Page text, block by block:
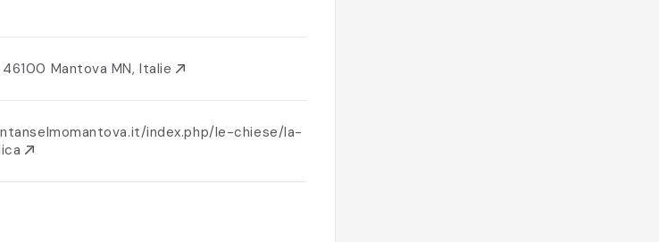
Mantova MN, Italie
index.php/le-chiese/la-